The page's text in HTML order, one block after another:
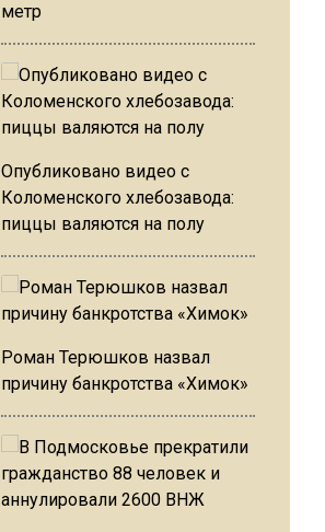
метр
Опубликовано видео с
Коломенского хлебозавода:
пиццы валяются на полу
Роман Терюшков назвал
причину банкротства «Химок»